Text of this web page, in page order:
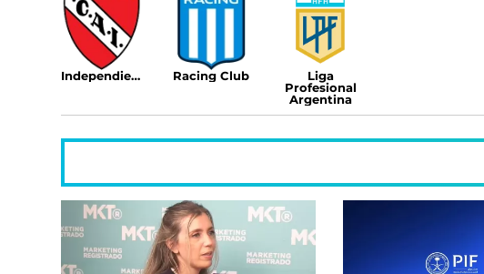
Independiente Racing Club
Liga
Profesional
Argentina